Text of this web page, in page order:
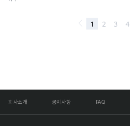
회사소개 공지사항 FAQ